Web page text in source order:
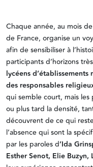
Chaque année, au mois
de France, organise un
afin de sensibiliser à
participants d’horizons
lycéens
des responsables
qui semble court, mais
ou plus tard la densité,
découvrent de ce qui
l’absence qui sont la
par les paroles d’Ida
Esther Senot, Elie